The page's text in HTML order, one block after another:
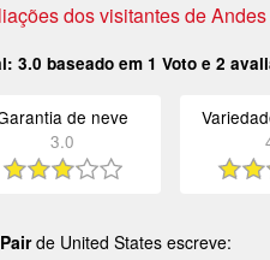
dos visitantes de
3.0 baseado em 1 Voto e 2
de neve
3.0
de United States escreve: